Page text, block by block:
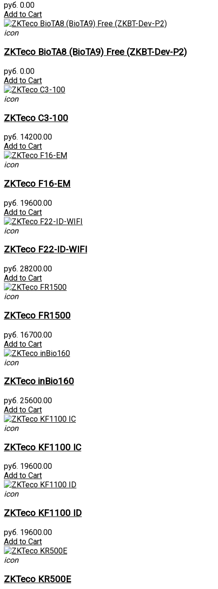
руб. 0.00
Add to Cart
icon
ZKTeco BioTA8 (BioTA9) Free (ZKBT-Dev-P2)
руб. 0.00
Add to Cart
icon
ZKTeco C3-100
руб. 14200.00
Add to Cart
icon
ZKTeco F16-EM
руб. 19600.00
Add to Cart
icon
ZKTeco F22-ID-WIFI
руб. 28200.00
Add to Cart
icon
ZKTeco FR1500
руб. 16700.00
Add to Cart
icon
ZKTeco inBio160
руб. 25600.00
Add to Cart
icon
ZKTeco KF1100 IC
руб. 19600.00
Add to Cart
icon
ZKTeco KF1100 ID
руб. 19600.00
Add to Cart
icon
ZKTeco KR500E